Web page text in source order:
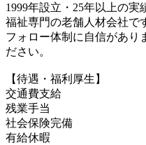
1999年設立・25年以上の
福祉専門の老舗人材会社で
フォロー体制に自信があり
ださい。
【待遇・福利厚生】
交通費支給
残業手当
社会保険完備
有給休暇